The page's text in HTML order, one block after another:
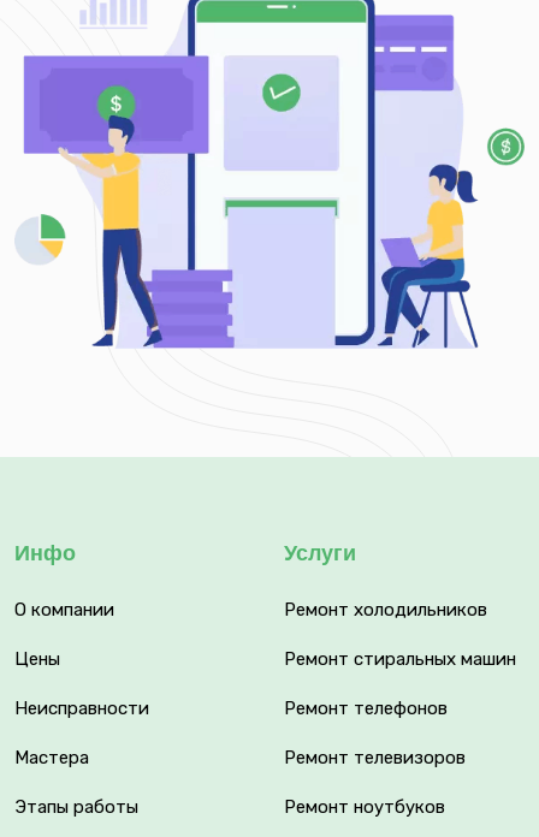
Инфо
О компании
Цены
Неисправности
Мастера
Этапы работы
Услуги
Ремонт холодильников
Ремонт стиральных машин
Ремонт телефонов
Ремонт телевизоров
Ремонт ноутбуков